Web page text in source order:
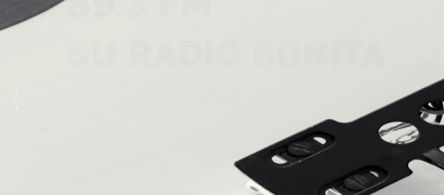
SU RADIO BONITA